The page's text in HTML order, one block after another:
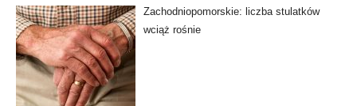
Zachodniopomorskie: liczba stulatków
wciąż rośnie